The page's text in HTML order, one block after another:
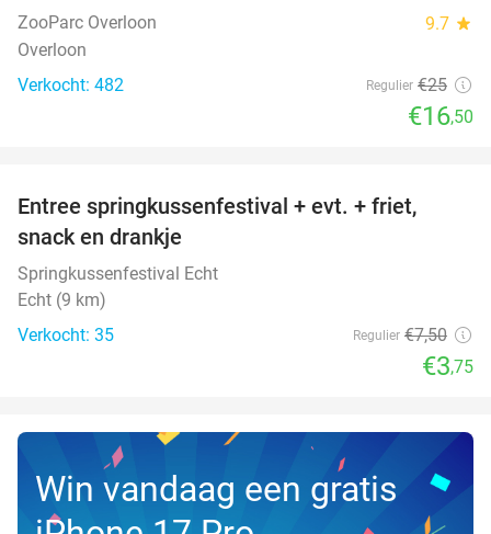
TODAY
ZooParc Overloon 9.7 star
Overloon
Verkocht: 482
Regulier €25
€16,50
TODAY
Entree springkussenfestival + evt. + friet,
snack en drankje
Springkussenfestival Echt
Echt (9 km)
Verkocht: 35
Regulier €7,50
€3,75
Win vandaag een gratis